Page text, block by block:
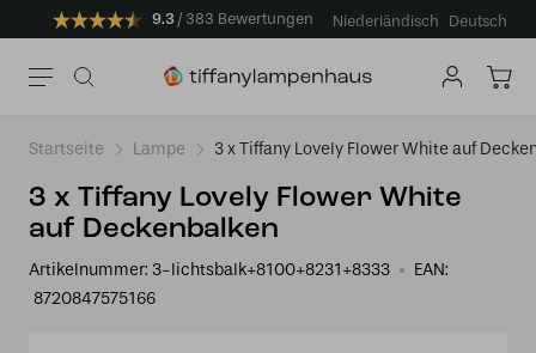
9.3 383 Bewertungen Niederländisch Deutsch
Startseite Lampe 3 x Tiffany Lovely Flower White auf
3 x Tiffany Lovely Flower White
auf Deckenbalken
Artikelnummer: 3-lichtsbalk+8100+8231+8333
EAN:
8720847575166